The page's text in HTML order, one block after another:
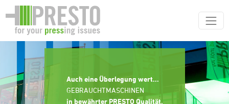
Auch eine Überlegung wert...
GEBRAUCHTMASCHINEN
in bewährter PRESTO Qualität.